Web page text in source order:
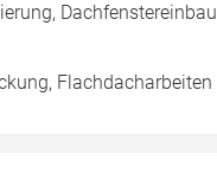
Dachfenstereinbau
Flachdacharbeiten